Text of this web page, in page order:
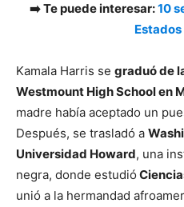
➡️ Te puede interesar:10
Kamala Harris se graduó de
Westmount High School en
madre había aceptado un
Después, se trasladó a
Universidad Howard, una
negra, donde estudió
unió a la hermandad